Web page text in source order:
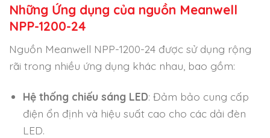
Những Ứng dụng của nguồn Meanwell
NPP-1200-24
Nguồn Meanwell NPP-1200-24 được sử dụng rộng
rãi trong nhiều ứng dụng khác nhau, bao gồm:
Hệ thống chiếu sáng LED: Đảm bảo cung cấp
điện ổn định và hiệu suất cao cho các dải đèn
LED.